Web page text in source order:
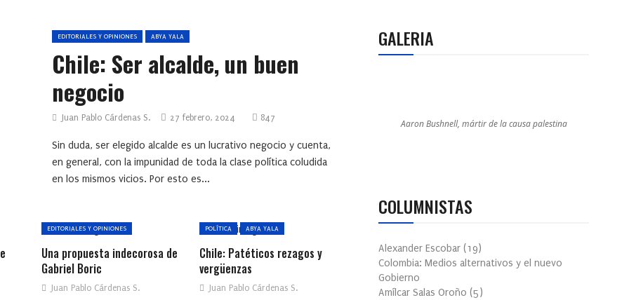
EDITORIALES Y OPINIONES ABYA YALA
Chile: Ser alcalde, un buen
negocio
Juan Pablo Cárdenas S. 27 febrero, 2024 847
Sin duda, ser elegido alcalde es un lucrativo negocio y cuenta,
en general, con la impunidad de toda la clase política coludida
en los mismos vicios. Por esto es...
EDITORIALES Y OPINIONES
Una propuesta indecorosa de
Gabriel Boric
Juan Pablo Cárdenas S.
POLÍTICA ABYA YALA
Chile: Patéticos rezagos y
vergüenzas
Juan Pablo Cárdenas S.
GALERIA
Aaron Bushnell, mártir de la causa palestina
COLUMNISTAS
Alexander Escobar (19)
Colombia: Medios alternativos y el nuevo
Gobierno
Amílcar Salas Oroño (5)